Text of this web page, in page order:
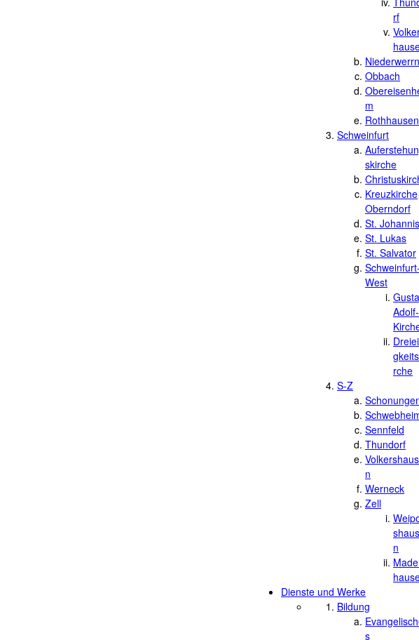
rf
Niederwerrn
Obbach
m
Rothhausen
Schweinfurt
skirche
Kreuzkirche
Oberndorf
St. Johannis
St. Lukas
St. Salvator
Schweinfurt-
West
Adolf-
rche
S-Z
Sennfeld
Thundorf
n
Werneck
Zell
n
Dienste und Werke
Bildung
s